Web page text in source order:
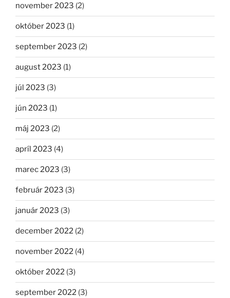
november 2023 (2)
október 2023 (1)
september 2023 (2)
august 2023 (1)
júl 2023 (3)
jún 2023 (1)
máj 2023 (2)
apríl 2023 (4)
marec 2023 (3)
február 2023 (3)
január 2023 (3)
december 2022 (2)
november 2022 (4)
október 2022 (3)
september 2022 (3)